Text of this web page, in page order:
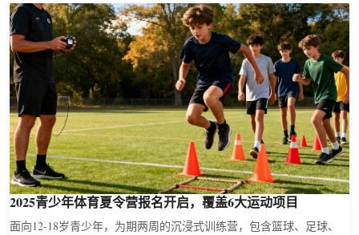
2025青少年体育夏令营报名开启，覆盖6大运动项目
面向12-18岁青少年，为期两周的沉浸式训练营，包含篮球、足球、